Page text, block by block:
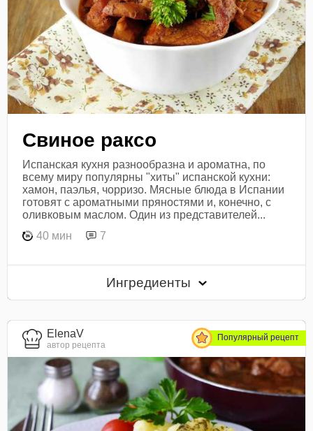
Свиное раксо
Испанская кухня разнообразна и ароматна, по
всему миру популярны "хиты" испанской кухни:
хамон, паэлья, чорризо. Мясные блюда в Испании
готовят с ароматными пряностями и, конечно, с
оливковым маслом. Один из представителей...
40 мин
7
Ингредиенты
ElenaV
автор рецепта
Популярный рецепт